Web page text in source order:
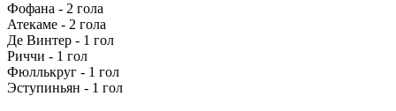
Фофана - 2 гола
Атекаме - 2 гола
Де Винтер - 1 гол
Риччи - 1 гол
Фюллькруг - 1 гол
Эступиньян - 1 гол